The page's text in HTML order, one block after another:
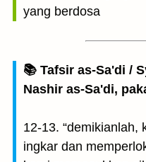
yang berdosa
📚 Tafsir as-Sa'di /
Nashir as-Sa'di,
12-13. “demikianlah,
ingkar dan